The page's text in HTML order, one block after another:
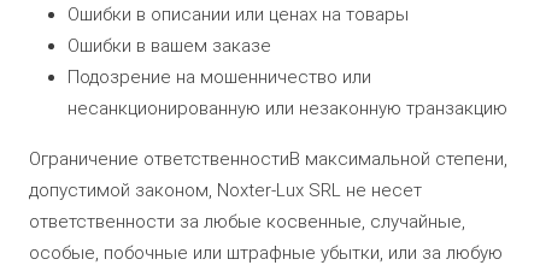
Ошибки в описании или ценах на товары
Ошибки в вашем заказе
Подозрение на мошенничество или
несанкционированную или незаконную транзакцию
Ограничение ответственностиВ максимальной степени,
допустимой законом, Noxter-Lux SRL не несет
ответственности за любые косвенные, случайные,
особые, побочные или штрафные убытки, или за любую